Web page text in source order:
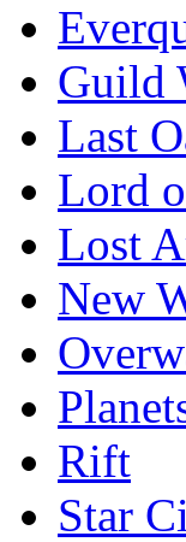
Guild
Last
Lord
Lost
New
Rift
Star